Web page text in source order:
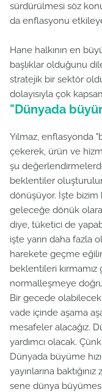
sürdürülmesi söz
da enflasyonu
Hane halkının en
başlıklar olduğunu
stratejik bir sektör
dolayısıyla çok
"Dünyada
Yılmaz, enflasyonda
çekerek, ürün ve
şu
beklentiler
dönüşüyor. İşte bizim
geleceğe dönük
diye, tüketici de
işte yarın daha fazla
harekete geçme
beklentileri
normalleşmeye
Bir gecede
vade içinde aşama
mesafeler alacağız.
yardımcı olacak.
Dünyada büyüme
yayınlarına
sene dünya